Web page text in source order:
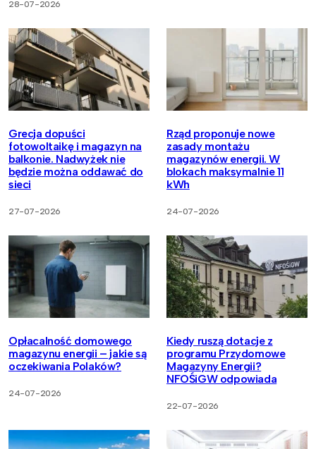
28-07-2026
Grecja dopuści
fotowoltaikę i magazyn na
balkonie. Nadwyżek nie
będzie można oddawać do
sieci
27-07-2026
Rząd proponuje nowe
zasady montażu
magazynów energii. W
blokach maksymalnie 11
kWh
24-07-2026
Opłacalność domowego
magazynu energii – jakie są
oczekiwania Polaków?
24-07-2026
Kiedy ruszą dotacje z
programu Przydomowe
Magazyny Energii?
NFOŚiGW odpowiada
22-07-2026